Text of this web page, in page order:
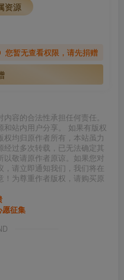
资源
您暂无查看权限，请先捐赠
容的合法性承担任何责任。
站内用户分享。 如果有版权
均归原作者所有，本站虽力
经过多次转载，已无法确定其
以敬请原作者原谅。如果您对
请立即通知我们，我们将在
！为尊重作者版权，请购买原
愿征集